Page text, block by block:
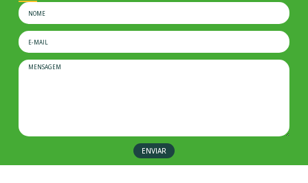
ENVIAR